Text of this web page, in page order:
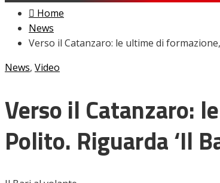
NEWS
Amarcord
Giovanili
Le pagelle
Home
News
Verso il Catanzaro: le ultime di
News, Video
Verso il Catanzaro:
Polito. Riguarda ‘Il